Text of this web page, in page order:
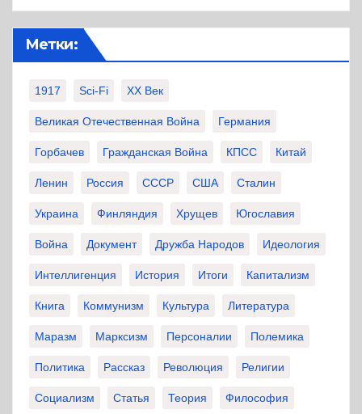
Метки:
1917 Sci-Fi XX Век
Великая Отечественная Война Германия
Горбачев Гражданская Война КПСС Китай
Ленин Россия СССР США Сталин
Украина Финляндия Хрущев Югославия
Война Документ Дружба Народов Идеология
Интеллигенция История Итоги Капитализм
Книга Коммунизм Культура Литература
Маразм Марксизм Персоналии Полемика
Политика Рассказ Революция Религии
Социализм Статья Теория Философия